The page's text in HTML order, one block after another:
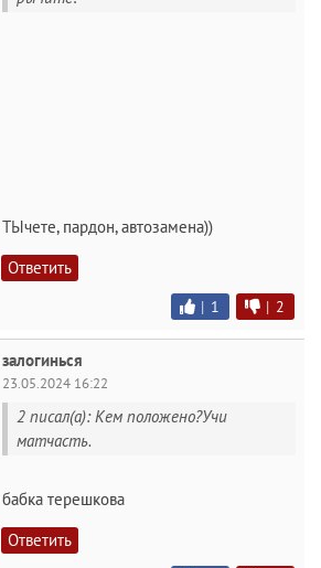
ТЫчете, пардон, автозамена))
Ответить
| 1 | 2
залогинься
23.05.2024 16:22
2 писал(а): Кем положено?Учи
матчасть.
бабка терешкова
Ответить